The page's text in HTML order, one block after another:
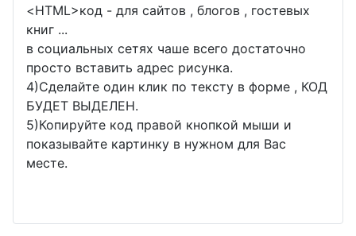
<HTML>код - для сайтов , блогов , гостевых
книг ...
в социальных сетях чаше всего достаточно
просто вставить адрес рисунка.
4)Сделайте один клик по тексту в форме , КОД
БУДЕТ ВЫДЕЛЕН.
5)Копируйте код правой кнопкой мыши и
показывайте картинку в нужном для Вас
месте.